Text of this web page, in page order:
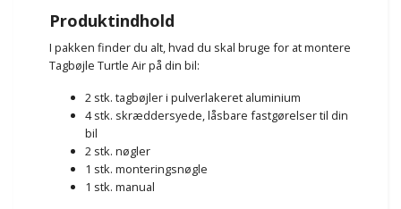
Produktindhold
I pakken finder du alt, hvad du skal bruge for at montere
Tagbøjle Turtle Air på din bil:
2 stk. tagbøjler i pulverlakeret aluminium
4 stk. skræddersyede, låsbare fastgørelser til din
bil
2 stk. nøgler
1 stk. monteringsnøgle
1 stk. manual